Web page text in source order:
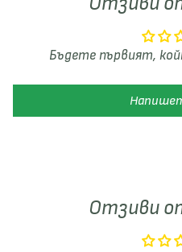
Бъдете първият,
Отзиви